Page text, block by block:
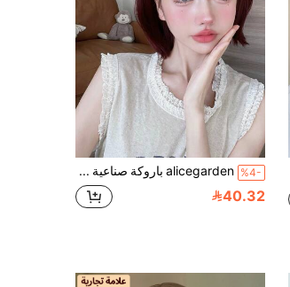
%4- alicegarden باروكة صناعية طويلة 12 بوصة بتصميم مستقيم طبيعي بلون أحمر مذهل. مصممة مع غرة، هذه القطعة الشعرية الاصطناعية مثالية لاستخدام السيدات اليومي، وتوفر مظهرًا طبيعيًا وواقعيًا يحاكي هدية للسيدات. (بدون إكسسوارات)
40.32